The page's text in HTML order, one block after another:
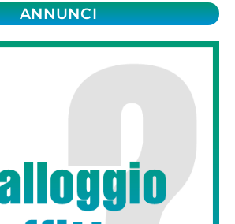
ANNUNCI